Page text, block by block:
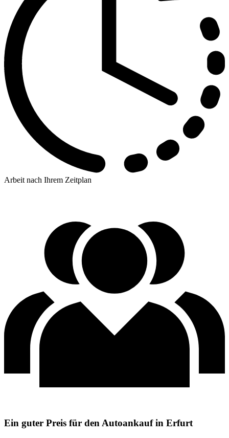
Arbeit nach Ihrem Zeitplan
Ein guter Preis für den Autoankauf in Erfurt